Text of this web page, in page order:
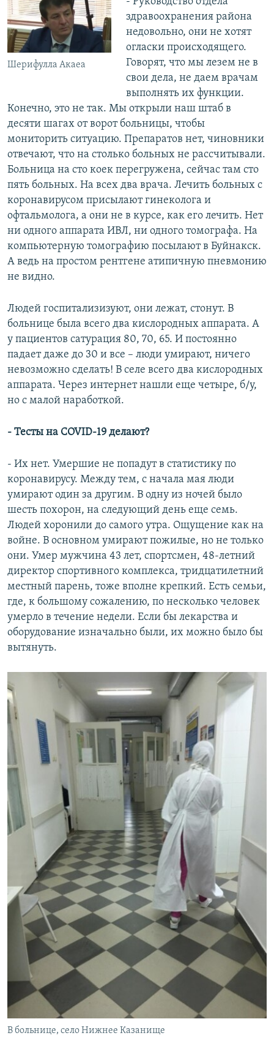
Шерифулла Акаеа
здравоохранения района
недовольно, они не хотят
огласки происходящего.
Говорят, что мы лезем не в
свои дела, не даем врачам
выполнять их функции.
Конечно, это не так. Мы открыли наш штаб в
десяти шагах от ворот больницы, чтобы
мониторить ситуацию. Препаратов нет, чиновники
отвечают, что на столько больных не рассчитывали.
Больница на сто коек перегружена, сейчас там сто
пять больных. На всех два врача. Лечить больных с
коронавирусом присылают гинеколога и
офтальмолога, а они не в курсе, как его лечить. Нет
ни одного аппарата ИВЛ, ни одного томографа. На
компьютерную томографию посылают в Буйнакск.
А ведь на простом рентгене атипичную пневмонию
не видно.
Людей госпитализизуют, они лежат, стонут. В
больнице была всего два кислородных аппарата. А
у пациентов сатурация 80, 70, 65. И постоянно
падает даже до 30 и все – люди умирают, ничего
невозможно сделать! В селе всего два кислородных
аппарата. Через интернет нашли еще четыре, б/у,
но с малой наработкой.
- Тесты на COVID-19 делают?
- Их нет. Умершие не попадут в статистику по
коронавирусу. Между тем, с начала мая люди
умирают один за другим. В одну из ночей было
шесть похорон, на следующий день еще семь.
Людей хоронили до самого утра. Ощущение как на
войне. В основном умирают пожилые, но не только
они. Умер мужчина 43 лет, спортсмен, 48-летний
директор спортивного комплекса, тридцатилетний
местный парень, тоже вполне крепкий. Есть семьи,
где, к большому сожалению, по несколько человек
умерло в течение недели. Если бы лекарства и
оборудование изначально были, их можно было бы
вытянуть.
В больнице, село Нижнее Казанище